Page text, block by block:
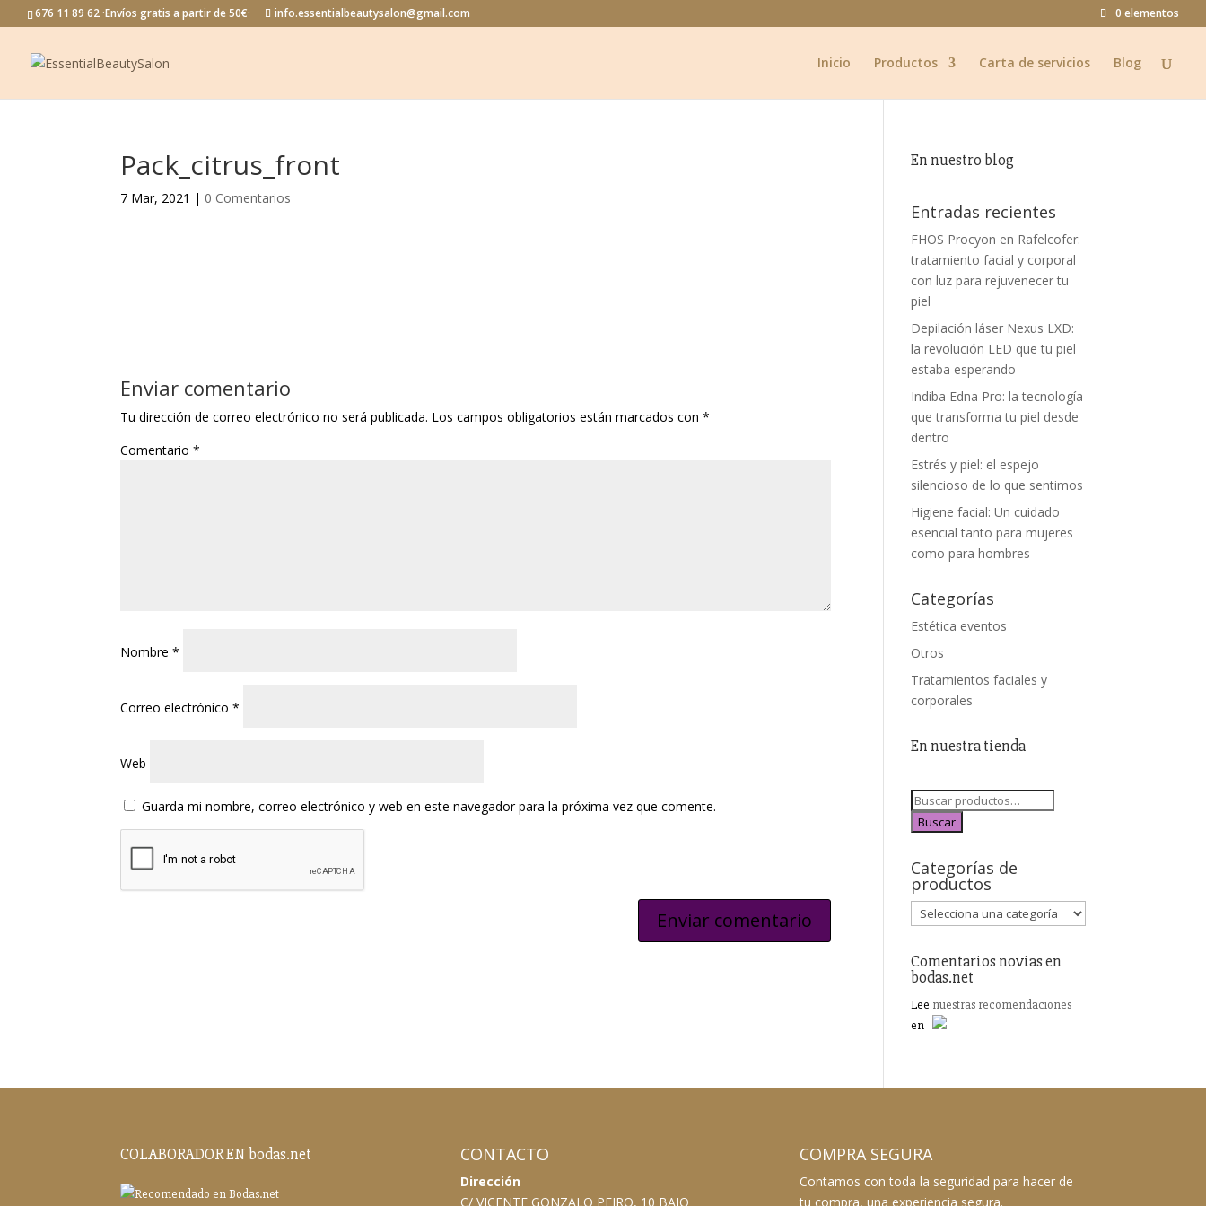
676 11 89 62 ·Envíos gratis a partir de 50€· info.essentialbeautysalon@gmail.com 0 elementos
Inicio Productos Carta de servicios Blog
Pack_citrus_front
7 Mar, 2021 | 0 Comentarios
Enviar comentario
Tu dirección de correo electrónico no será publicada. Los campos obligatorios están marcados con*
Comentario*
Nombre*
Correo electrónico*
Web
Guarda mi nombre, correo electrónico y web en este navegador para la próxima vez que comente.
En nuestro blog
Entradas recientes
FHOS Procyon en Rafelcofer:
tratamiento facial y corporal
con luz para rejuvenecer tu
piel
Depilación láser Nexus LXD:
la revolución LED que tu piel
estaba esperando
Indiba Edna Pro: la tecnología
que transforma tu piel desde
dentro
Estrés y piel: el espejo
silencioso de lo que sentimos
Higiene facial: Un cuidado
esencial tanto para mujeres
como para hombres
Categorías
Estética eventos
Otros
Tratamientos faciales y
corporales
En nuestra tienda
Buscar
Categorías de
productos
Comentarios novias en
bodas.net
Lee nuestras recomendaciones
en
COLABORADOR EN bodas.net CONTACTO
Dirección
C/ VICENTE GONZALO PEIRO, 10 BAJO
COMPRA SEGURA
Contamos con toda la seguridad para hacer de
tu compra, una experiencia segura.